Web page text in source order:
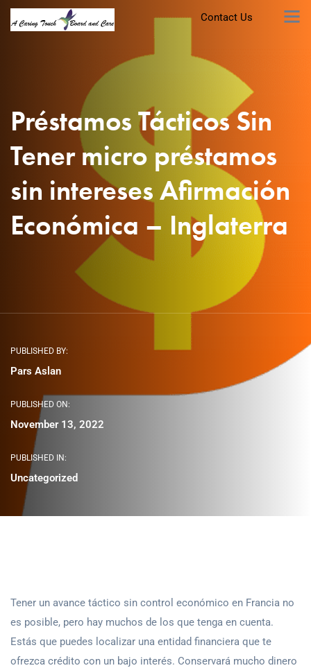
Contact Us
Préstamos Tácticos Sin
Tener micro préstamos
sin intereses Afirmación
Económica – Inglaterra
PUBLISHED BY:
Pars Aslan
PUBLISHED ON:
November 13, 2022
PUBLISHED IN:
Uncategorized
Tener un avance táctico sin control económico en Francia no
es posible, pero hay muchos de los que tenga en cuenta.
Estás que puedes localizar una entidad financiera que te
ofrezca crédito con un bajo interés. Conservará mucho dinero